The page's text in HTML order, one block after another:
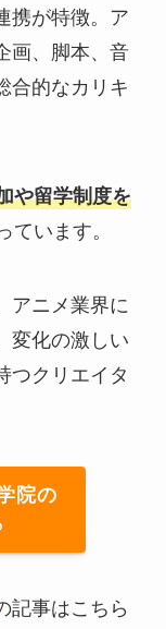
携が特徴。ア
画、脚本、音
合的なカリキ
や留学制度を
ています。
アニメ業界に
変化の激しい
つクリエイタ
院の
記事はこちら